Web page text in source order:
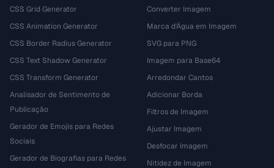
CSS Grid Generator
CSS Animation Generator
CSS Border Radius Generator
CSS Text Shadow Generator
CSS Transform Generator
Analisador de Sentimento de
Publicação
Gerador de Emojis para Redes
Sociais
Gerador de Biografias para Redes
Converter Imagem
Marca d'Água em Imagem
SVG para PNG
Imagem para Base64
Arredondar Cantos
Adicionar Borda
Filtros de Imagem
Ajustar Imagem
Desfocar Imagem
Nitidez de Imagem